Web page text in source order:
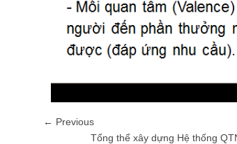
← Previous
Tổng thể xây dựng Hệ thống